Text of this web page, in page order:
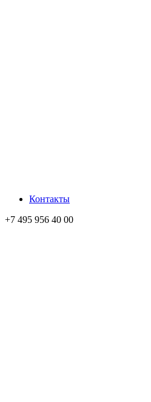
Контакты
+7 495 956 40 00